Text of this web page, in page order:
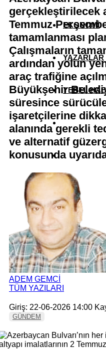
EKONOMİ
YAZARLAR
YEREL
gerçekleştirilecek
Temmuz
tamamlanması
Çalışmaların
ardından yolun
araç trafiğine
Büyükşehir
süresince
işaretçilerine
alanında gerekli
ve alternatif
konusunda
ADEM GEMCİ
TÜM YAZILARI
Giriş: 22-06-2026 14:00
GÜNDEM